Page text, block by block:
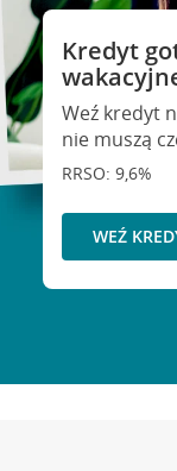
Kredyt
Weź kredyt
nie muszą
RRSO: 9,6%
WEŹ